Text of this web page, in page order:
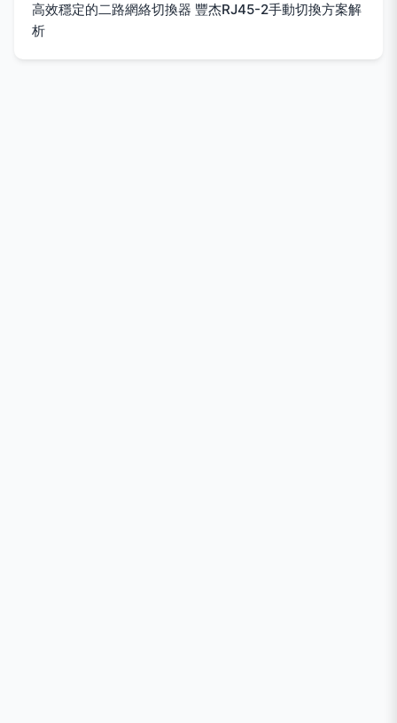
高效穩定的二路網絡切換器 豐杰RJ45-2手動切換方案解
析